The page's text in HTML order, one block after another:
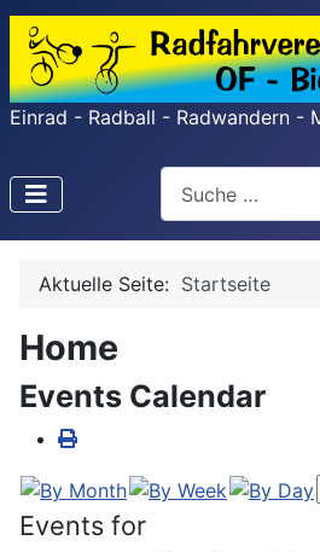
Einrad - Radball - Radwandern -
Search
Type 2 or more
Aktuelle Seite: Startseite
Home
Events Calendar
Events for